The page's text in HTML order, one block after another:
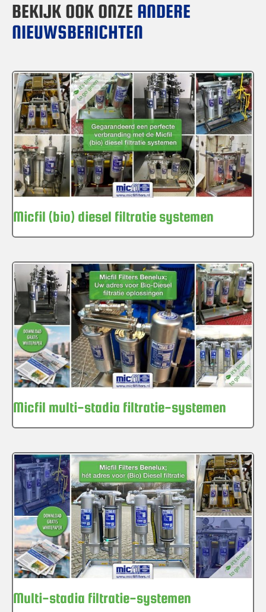
BEKIJK OOK ONZE ANDERE
NIEUWSBERICHTEN
Micfil (bio) diesel filtratie systemen
Micfil multi-stadia filtratie-systemen
Multi-stadia filtratie-systemen